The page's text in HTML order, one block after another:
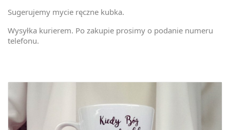
Sugerujemy mycie ręczne kubka.
Wysyłka kurierem. Po zakupie prosimy o podanie numeru
telefonu.